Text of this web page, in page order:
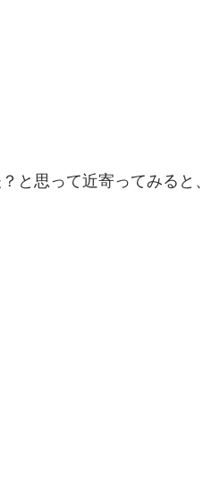
と思って近寄ってみると、